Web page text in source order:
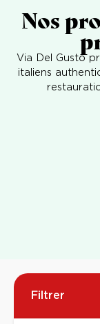
Nos
Via Del Gusto
italiens
Filtrer